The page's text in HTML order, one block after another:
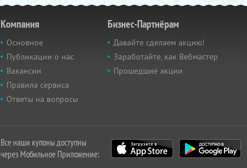
Компания
Основное
Публикации о нас
Вакансии
Правила сервиса
Ответы на вопросы
Бизнес-Партнёрам
Давайте сделаем акцию!
Заработайте, как Вебмастер
Прошедшие акции
Все наши купоны доступны
через Мобильное Приложение: